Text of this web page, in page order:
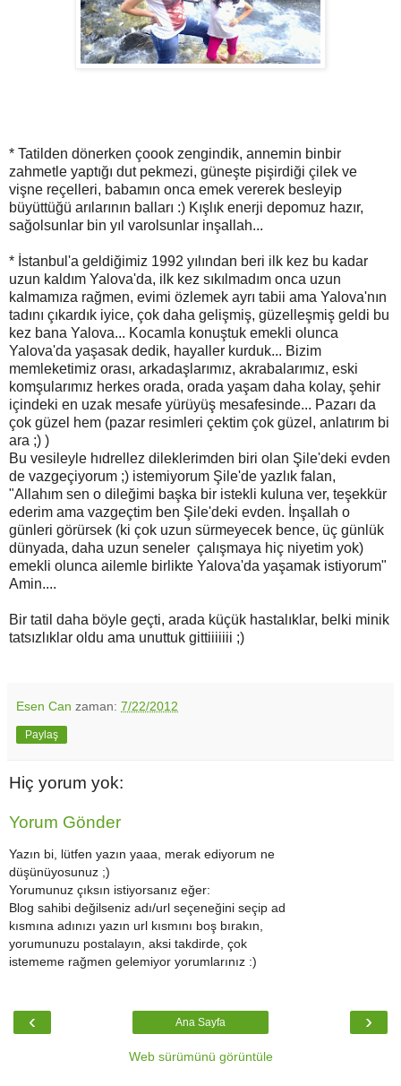
* Tatilden dönerken çoook zengindik, annemin binbir
zahmetle yaptığı dut pekmezi, güneşte pişirdiği çilek ve
vişne reçelleri, babamın onca emek vererek besleyip
büyüttüğü arılarının balları :) Kışlık enerji depomuz hazır,
sağolsunlar bin yıl varolsunlar inşallah...
* İstanbul'a geldiğimiz 1992 yılından beri ilk kez bu kadar
uzun kaldım Yalova'da, ilk kez sıkılmadım onca uzun
kalmamıza rağmen, evimi özlemek ayrı tabii ama Yalova'nın
tadını çıkardık iyice, çok daha gelişmiş, güzelleşmiş geldi bu
kez bana Yalova... Kocamla konuştuk emekli olunca
Yalova'da yaşasak dedik, hayaller kurduk... Bizim
memleketimiz orası, arkadaşlarımız, akrabalarımız, eski
komşularımız herkes orada, orada yaşam daha kolay, şehir
içindeki en uzak mesafe yürüyüş mesafesinde... Pazarı da
çok güzel hem (pazar resimleri çektim çok güzel, anlatırım bi
ara ;) )
Bu vesileyle hıdrellez dileklerimden biri olan Şile'deki evden
de vazgeçiyorum ;) istemiyorum Şile'de yazlık falan,
"Allahım sen o dileğimi başka bir istekli kuluna ver, teşekkür
ederim ama vazgeçtim ben Şile'deki evden. İnşallah o
günleri görürsek (ki çok uzun sürmeyecek bence, üç günlük
dünyada, daha uzun seneler çalışmaya hiç niyetim yok)
emekli olunca ailemle birlikte Yalova'da yaşamak istiyorum"
Amin....
Bir tatil daha böyle geçti, arada küçük hastalıklar, belki minik
tatsızlıklar oldu ama unuttuk gittiiiiiii ;)
Esen Can zaman: 7/22/2012
Paylaş
Hiç yorum yok:
Yorum Gönder
Yazın bi, lütfen yazın yaaa, merak ediyorum ne
düşünüyosunuz ;)
Yorumunuz çıksın istiyorsanız eğer:
Blog sahibi değilseniz adı/url seçeneğini seçip ad
kısmına adınızı yazın url kısmını boş bırakın,
yorumunuzu postalayın, aksi takdirde, çok
istememe rağmen gelemiyor yorumlarınız :)
‹ ›
Ana Sayfa
Web sürümünü görüntüle